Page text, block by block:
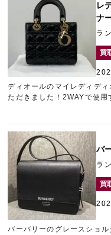
レ
ナ
ラ
買
ディオールのマイレディデ
ただきました！2WAYで使
で活躍してくれる人気のア
多く需要が高いですので、
ります。ディオールの売却
うか。ギャラリーレアでは
をできる限りの金額でお買
も大歓迎ですので、まずは
バ
ラ
買
バーバリーのグレースショ